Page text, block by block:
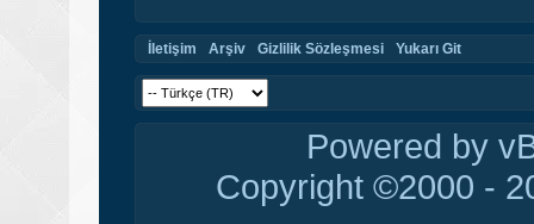
İletişim Arşiv Gizlilik Sözleşmesi Yukarı Git
Powered by
Copyright ©2000 -